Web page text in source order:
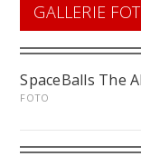
GALLERIE
SpaceBalls The
FOTO